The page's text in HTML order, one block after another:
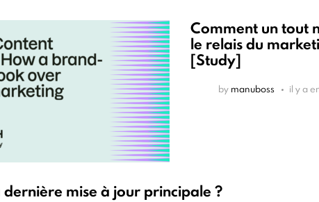
Comment un tout
le relais du
[Study]
by manuboss il y a
mise à jour principale ?